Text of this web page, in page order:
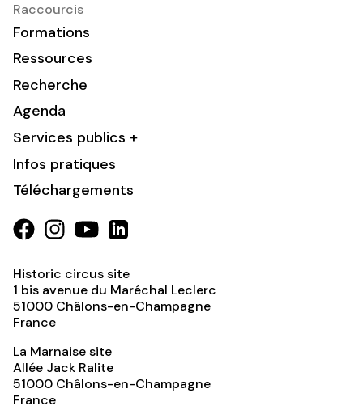
Raccourcis
Formations
Ressources
Recherche
Agenda
Services publics +
Infos pratiques
Téléchargements
Historic circus site
1 bis avenue du Maréchal Leclerc
51000 Châlons-en-Champagne
France
La Marnaise site
Allée Jack Ralite
51000 Châlons-en-Champagne
France